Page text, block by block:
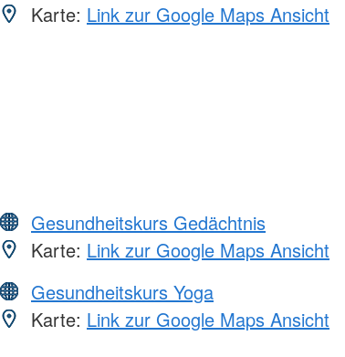
Karte: Link zur Google Maps Ansicht
Gesundheitskurs Gedächtnis
Karte: Link zur Google Maps Ansicht
Gesundheitskurs Yoga
Karte: Link zur Google Maps Ansicht